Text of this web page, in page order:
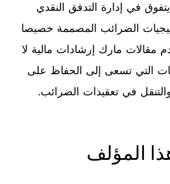
في إدارة التدفق النقدي
الضرائب المصممة خصيصا
مقالات مارك إرشادات مالية لا
التي تسعى إلى الحفاظ على
في تعقيدات الضرائب.
المؤلف